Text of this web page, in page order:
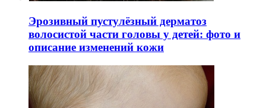
Эрозивный пустулёзный дерматоз
волосистой части головы у детей: фото и
описание изменений кожи